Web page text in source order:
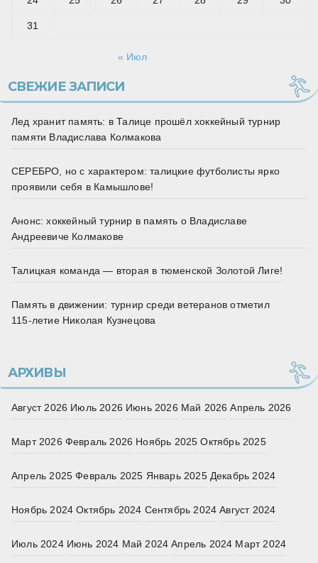
31
« Июл
СВЕЖИЕ ЗАПИСИ
Лед хранит память: в Талице прошёл хоккейный турнир
памяти Владислава Колмакова
СЕРЕБРО, но с характером: талицкие футболисты ярко
проявили себя в Камышлове!
Анонс: хоккейный турнир в память о Владиславе
Андреевиче Колмакове
Талицкая команда — вторая в тюменской Золотой Лиге!
Память в движении: турнир среди ветеранов отметил
115‑летие Николая Кузнецова
АРХИВЫ
Август 2026 Июль 2026 Июнь 2026 Май 2026 Апрель 2026
Март 2026 Февраль 2026 Ноябрь 2025 Октябрь 2025
Апрель 2025 Февраль 2025 Январь 2025 Декабрь 2024
Ноябрь 2024 Октябрь 2024 Сентябрь 2024 Август 2024
Июль 2024 Июнь 2024 Май 2024 Апрель 2024 Март 2024